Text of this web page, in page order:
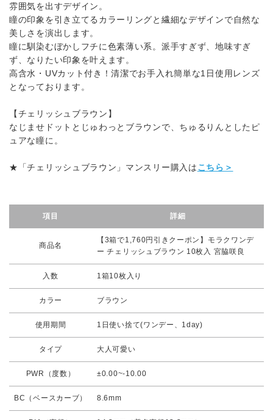
雰囲気を出すデザイン。
瞳の印象を引き立てるカラーリングと繊細なデザインで自然な
美しさを演出します。
瞳に馴染むぼかしフチに色素薄い系。派手すぎず、地味すぎ
ず、なりたい印象を叶えます。
高含水・UVカット付き！清潔でお手入れ簡単な1日使用レンズ
となっております。
【チェリッシュブラウン】
なじませドットとじゅわっとブラウンで、ちゅるりんとしたピ
ュアな瞳に。
★「チェリッシュブラウン」マンスリー購入はこちら＞
項目 詳細
商品名
【3箱で1,760円引きクーポン】モラクワンデ
ー チェリッシュブラウン 10枚入 宮脇咲良
入数 1箱10枚入り
カラー ブラウン
使用期間 1日使い捨て(ワンデー、1day)
タイプ 大人可愛い
PWR（度数） ±0.00~-10.00
BC（ベースカーブ） 8.6mm